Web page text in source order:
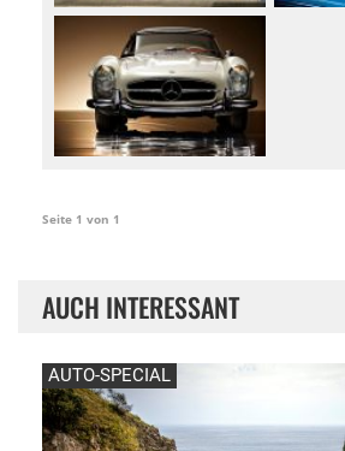
Seite 1 von 1
AUCH INTERESSANT
AUTO-SPECIAL